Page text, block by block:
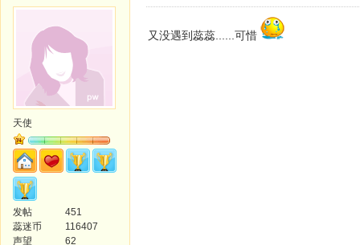
天使
发帖
451
蕊迷币
116407
声望
62
又没遇到蕊蕊......可惜